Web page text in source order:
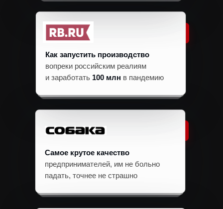
Самое крутое качество
предпринимателей, им не больно
падать, точнее не страшно
Как запустить производство
вопреки российским реалиям
и заработать 100 млн в пандемию